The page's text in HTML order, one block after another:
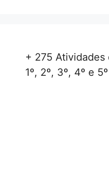
+ 275 Atividades
1º, 2º, 3º, 4º e